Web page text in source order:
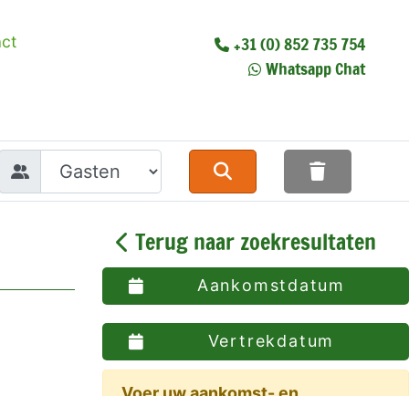
+31 (0) 852 735 754
Whatsapp Chat
Terug naar zoekresultaten
Aankomstdatum
Vertrekdatum